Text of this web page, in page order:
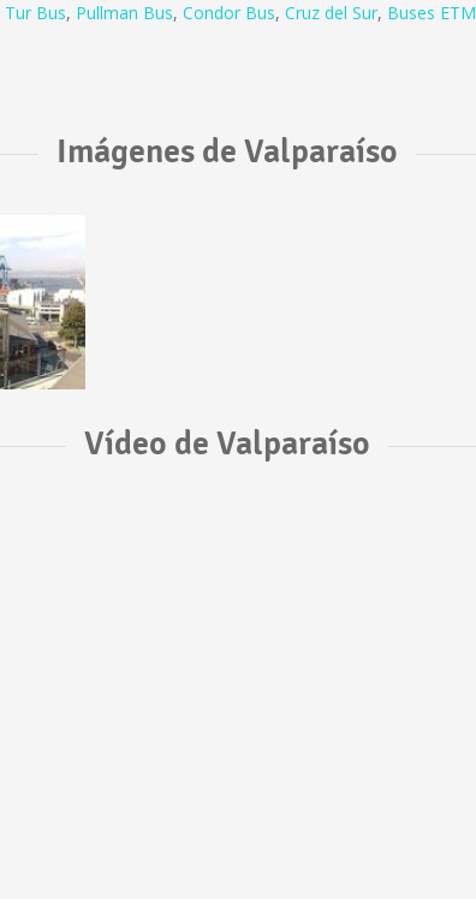
Tur Bus, Pullman Bus, Condor Bus, Cruz del Sur, Buses ETM
Imágenes de Valparaíso
Vídeo de Valparaíso